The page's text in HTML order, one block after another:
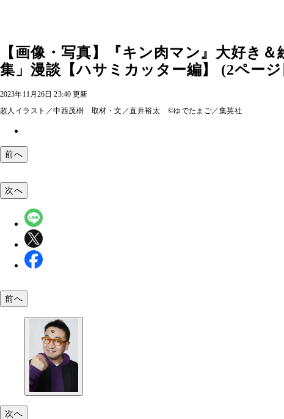
【画像・写真】『キン肉マン』大好き
集」漫談【ハサミカッター編】 (2ページ
2023年11月26日 23:40 更新
超人イラスト／中西茂樹 取材・文／直井裕太 ©ゆでたまご／集英社
前へ
次へ
前へ
次へ